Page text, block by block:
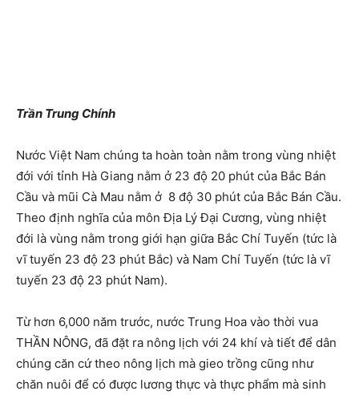
Trần Trung Chính
Nước Việt Nam chúng ta hoàn toàn nằm trong vùng nhiệt
đới với tỉnh Hà Giang nằm ở 23 độ 20 phút của Bắc Bán
Cầu và mũi Cà Mau nằm ở 8 độ 30 phút của Bắc Bán Cầu.
Theo định nghĩa của môn Địa Lý Đại Cương, vùng nhiệt
đới là vùng nằm trong giới hạn giữa Bắc Chí Tuyến (tức là
vĩ tuyến 23 độ 23 phút Bắc) và Nam Chí Tuyến (tức là vĩ
tuyến 23 độ 23 phút Nam).
Từ hơn 6,000 năm trước, nước Trung Hoa vào thời vua
THẦN NÔNG, đã đặt ra nông lịch với 24 khí và tiết để dân
chúng căn cứ theo nông lịch mà gieo trồng cũng như
chăn nuôi để có được lương thực và thực phẩm mà sinh